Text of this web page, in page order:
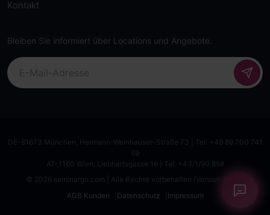
Kontakt
Bleiben Sie informiert über Locations und Angebote.
DE-81673 München, Hermann-Weinhauser-Straße 73 | Tel: +49 89 700 741
69
AT-1160 Wien, Liebhartsgasse 16 | Tel: +43/1/90 858
© 2026 seminargo.com | Alle Rechte vorbehalten (Version 3.1.28)
AGB Kunden
Datenschutz Impressum